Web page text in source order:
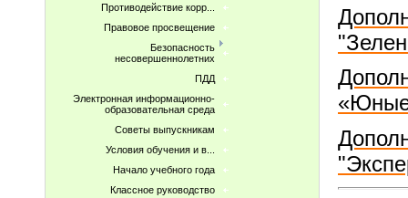
Противодействие корр...
Правовое просвещение
Безопасность
несовершеннолетних
ПДД
Электронная информационно-
образовательная среда
Советы выпускникам
Условия обучения и в...
Начало учебного года
Классное руководство